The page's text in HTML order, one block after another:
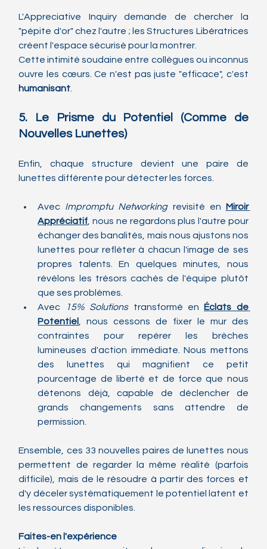
L'Appreciative Inquiry demande de chercher la
"pépite d'or" chez l'autre ; les Structures Libératrices
créent l'espace sécurisé pour la montrer.
Cette intimité soudaine entre collègues ou inconnus
humanisant.
5. Le Prisme du Potentiel (Comme de
Nouvelles Lunettes)
Enfin, chaque structure devient une paire de
lunettes différente pour détecter les forces.
Avec Impromptu Networking revisité en Miroir
Appréciatif, nous ne regardons plus l'autre pour
échanger des banalités, mais nous ajustons nos
lunettes pour refléter à chacun l'image de ses
propres talents. En quelques minutes, nous
révélons les trésors cachés de l'équipe plutôt
que ses problèmes.
Avec
15% Solutions transformé en Éclats de
Potentiel , nous cessons de fixer le mur des
contraintes pour repérer les brèches
lumineuses d'action immédiate. Nous mettons
des lunettes qui magnifient ce petit
pourcentage de liberté et de force que nous
détenons déjà, capable de déclencher de
grands changements sans attendre de
permission.
Ensemble, ces 33 nouvelles paires de lunettes nous
permettent de regarder la même réalité (parfois
difficile), mais de le résoudre à partir des forces et
d'y déceler systématiquement le potentiel latent et
les ressources disponibles.
Faites-en l'expérience